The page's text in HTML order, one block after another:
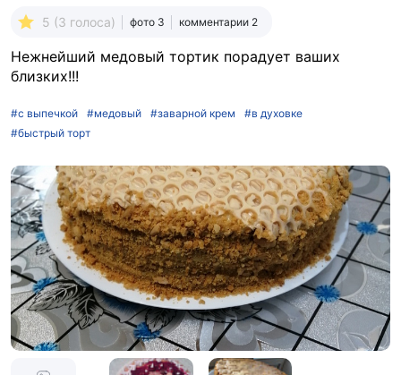
5 (3 голоса) фото 3 комментарии 2
Нежнейший медовый тортик порадует ваших
близких!!!
#с выпечкой #медовый #заварной крем
#в духовке
#быстрый торт